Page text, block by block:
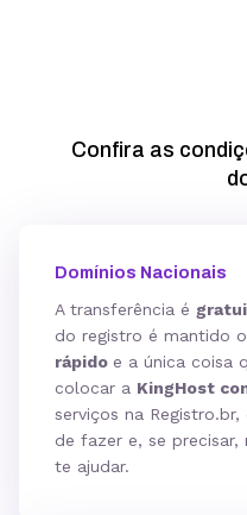
Confira as
Domínios Nacionais
A transferência é
do registro é mantido
rápido e a única coisa
colocar a KingHost
serviços na
de fazer e, se
te ajudar.